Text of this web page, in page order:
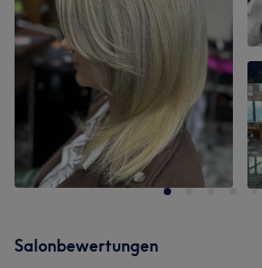
Salonbewertungen